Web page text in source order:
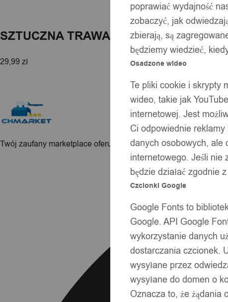
SZTUCZNA TRAWA TRAWNIK NA
29,99zł
Twój zaufany marketplace oferujący najlepsze produkty
poprawiać wydajność
zobaczyć, jak
zbierają, są
będziemy wiedzieć,
Osadzone wideo
Te pliki cookie i skrypty
wideo, takie jak
internetowej. Jest
Ci odpowiednie
danych osobowych, ale
internetowego. Jeśli nie
będzie działać zgodnie
Czcionki Google
Google Fonts to
Google. API Google
wykorzystanie danych
dostarczania czcionek.
wysyłane przez
wysyłane do domen o
Oznacza to, że żądania